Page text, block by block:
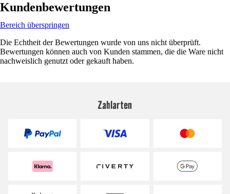
Kundenbewertungen
Bereich überspringen
Die Echtheit der Bewertungen wurde von uns nicht überprüft.
Bewertungen können auch von Kunden stammen, die die Ware nicht
nachweislich genutzt oder gekauft haben.
Zahlarten